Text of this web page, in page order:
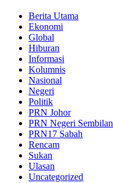
Berita Utama
Ekonomi
Global
Hiburan
Informasi
Kolumnis
Nasional
Negeri
Politik
PRN Johor
PRN Negeri Sembilan
PRN17 Sabah
Rencam
Sukan
Ulasan
Uncategorized